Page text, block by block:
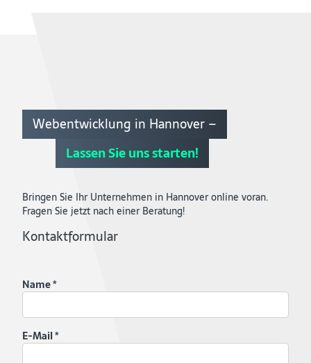
Kontaktformular
Name*
E-Mail*
Webentwicklung in Hannover –
Lassen Sie uns starten!
Bringen Sie Ihr Unternehmen in Hannover online voran.
Fragen Sie jetzt nach einer Beratung!